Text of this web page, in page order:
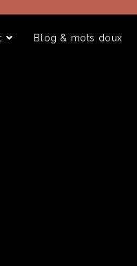
Blog & mots doux